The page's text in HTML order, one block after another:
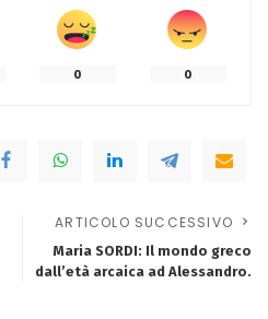
0 0
ARTICOLO SUCCESSIVO
Maria SORDI: Il mondo greco
dall’età arcaica ad Alessandro.